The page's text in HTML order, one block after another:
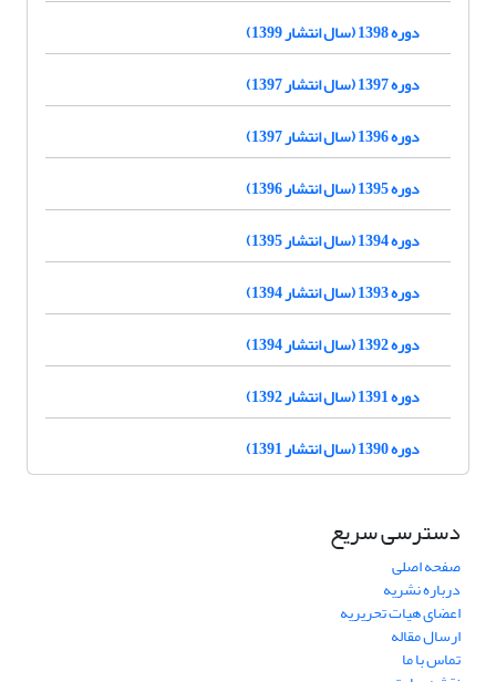
دوره 1398 (سال انتشار 1399)
دوره 1397 (سال انتشار 1397)
دوره 1396 (سال انتشار 1397)
دوره 1395 (سال انتشار 1396)
دوره 1394 (سال انتشار 1395)
دوره 1393 (سال انتشار 1394)
دوره 1392 (سال انتشار 1394)
دوره 1391 (سال انتشار 1392)
دوره 1390 (سال انتشار 1391)
دسترسی سریع
صفحه اصلی
درباره نشریه
اعضای هیات تحریریه
ارسال مقاله
تماس با ما